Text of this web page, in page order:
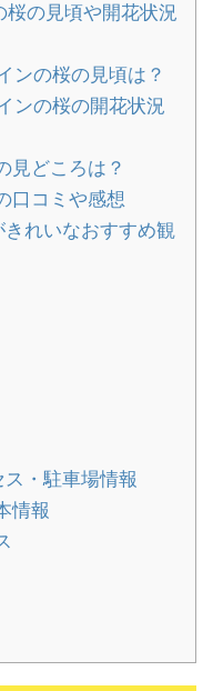
桜の見頃や開花状況
ンの桜の見頃は？
ンの桜の開花状況
見どころは？
口コミや感想
れいなおすすめ観
・駐車場情報
情報